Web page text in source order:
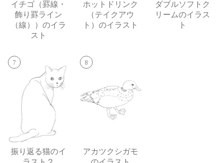
イチゴ（罫線・
飾り罫ライン
（線））のイラ
スト
ホットドリンク
（テイクアウ
ト）のイラスト
ダブルソフトク
リームのイラス
ト
7
振り返る猫のイ
8
アカツクシガモ